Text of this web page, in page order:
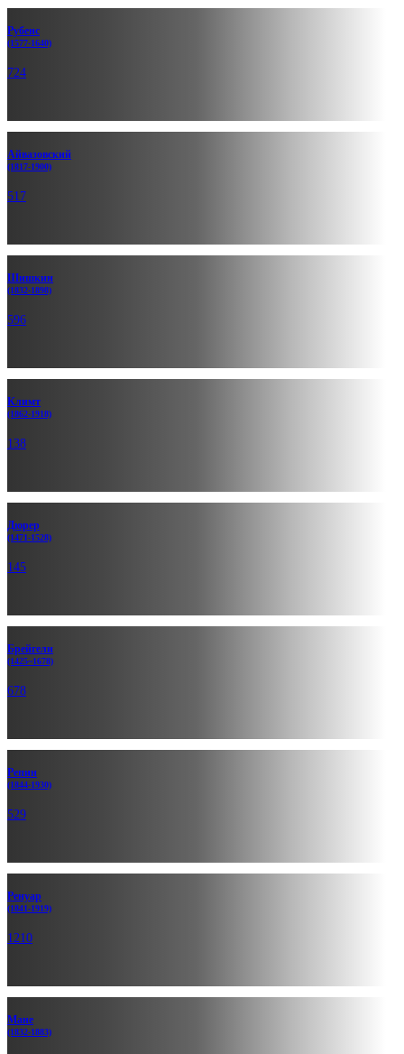
Рубенс
(1577-1640)
724
Айвазов­ский
(1817-1900)
517
Шишкин
(1832-1898)
596
Климт
(1862-1918)
138
Дюрер
(1471-1528)
145
Брейгели
(1425~1678)
678
Репин
(1844-1930)
529
Ренуар
(1841-1919)
1210
Мане
(1832-1883)